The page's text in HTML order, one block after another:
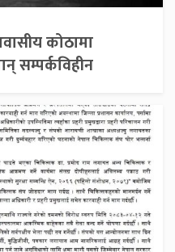
कोठामा
सम्पर्कविहीन